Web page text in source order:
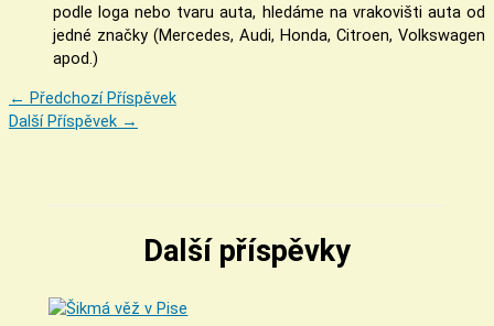
podle loga nebo tvaru auta, hledáme na vrakovišti auta od
jedné značky (Mercedes, Audi, Honda, Citroen, Volkswagen
apod.)
← Předchozí Příspěvek
Další Příspěvek →
Další příspěvky